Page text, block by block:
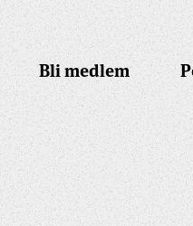
Bli medlem